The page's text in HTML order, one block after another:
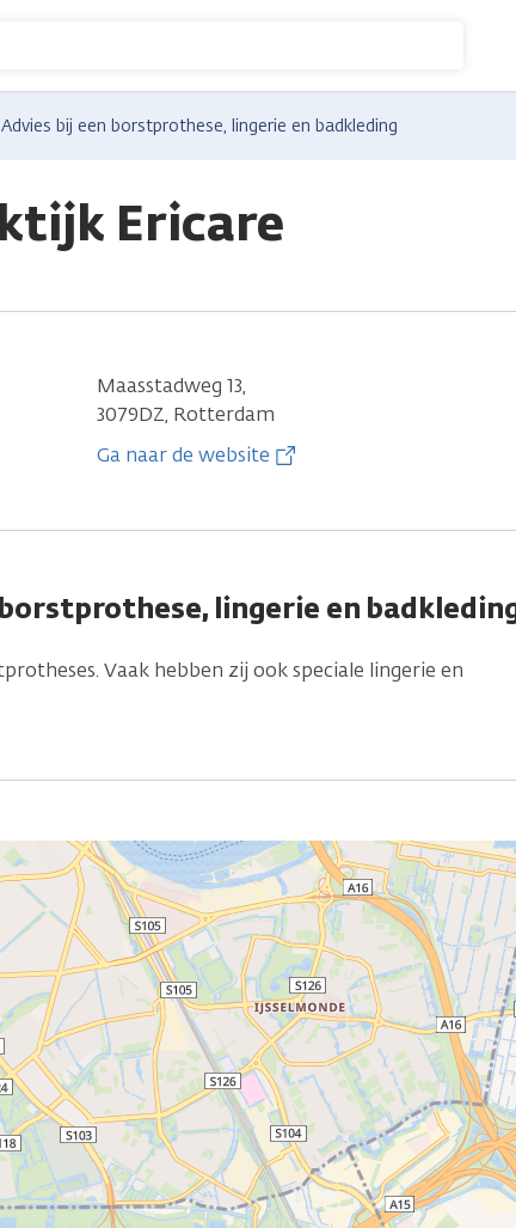
Advies bij een borstprothese, lingerie en badkleding
Ericare
Maasstadweg 13,
3079DZ, Rotterdam
Ga naar de website
lingerie en
Vaak hebben zij ook speciale lingerie en